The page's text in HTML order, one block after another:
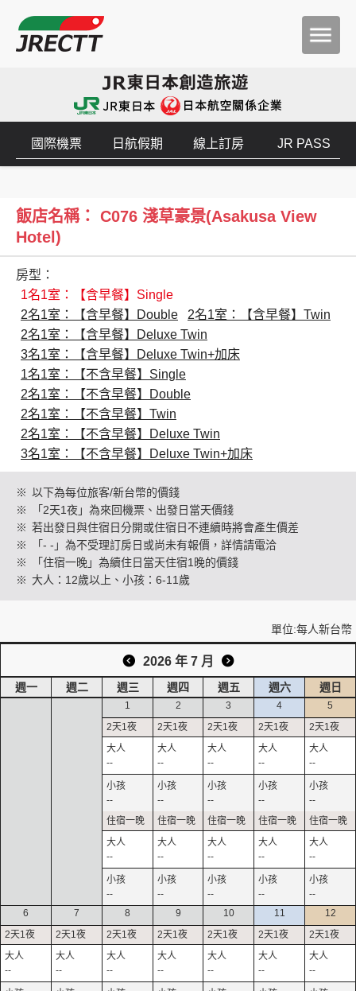
創造旅遊
國際機票 日航假期 線上訂房 JR PASS
飯店名稱： C076 淺草豪景(Asakusa View
Hotel)
房型：
1名1室：【含早餐】Single
2名1室：【含早餐】Double
2名1室：【含早餐】Twin
2名1室：【含早餐】Deluxe Twin
3名1室：【含早餐】Deluxe Twin+加床
1名1室：【不含早餐】Single
2名1室：【不含早餐】Double
2名1室：【不含早餐】Twin
2名1室：【不含早餐】Deluxe Twin
3名1室：【不含早餐】Deluxe Twin+加床
※ 以下為每位旅客/新台幣的價錢
※
「2天1夜」為來回機票、出發日當天價錢
※ 若出發日與住宿日分開或住宿日不連續時將會產生價差
※
「- -」為不受理訂房日或尚未有報價，詳情請電洽
※
「住宿一晚」為續住日當天住宿1晚的價錢
※ 大人：12歲以上、小孩：6-11歲
單位:每人新台幣
2026 年 7 月
週一 週二 週三 週四 週五 週六 週日
1
--
--
--
--
2
--
--
--
--
3
--
--
--
--
4
--
--
--
--
5
--
--
--
--
6
--
7
--
8
--
9
--
10
--
11
--
12
--